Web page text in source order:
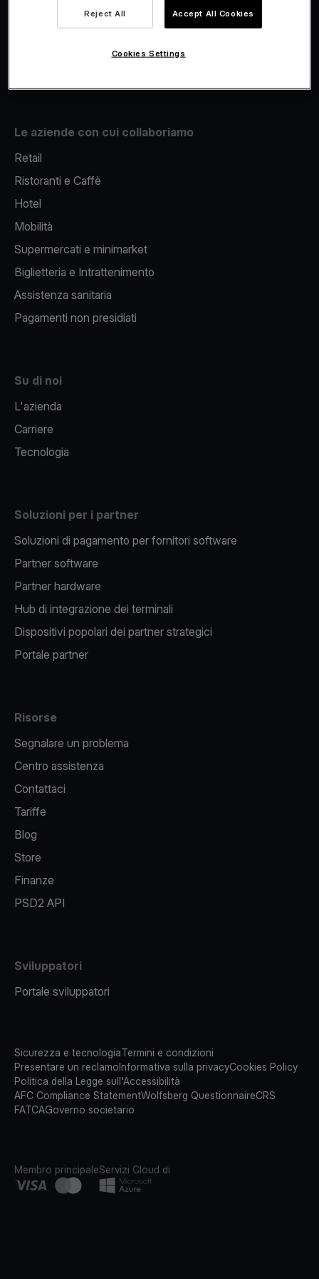
Fiscalizzazione
Le aziende con cui collaboriamo
Retail
Ristoranti e Caffè
Hotel
Mobilità
Supermercati e minimarket
Biglietteria e Intrattenimento
Assistenza sanitaria
Pagamenti non presidiati
Su di noi
L'azienda
Carriere
Tecnologia
Soluzioni per i partner
Soluzioni di pagamento per fornitori software
Partner software
Partner hardware
Hub di integrazione dei terminali
Dispositivi popolari dei partner strategici
Portale partner
Risorse
Segnalare un problema
Centro assistenza
Contattaci
Tariffe
Blog
Store
Finanze
PSD2 API
Sviluppatori
Portale sviluppatori
Sicurezza e tecnologiaTermini e condizioni
Presentare un reclamoInformativa sulla privacyCookies Policy
Politica della Legge sull'Accessibilità
AFC Compliance StatementWolfsberg QuestionnaireCRS
FATCAGoverno societario
Membro principaleServizi Cloud di
Reject All Accept All Cookies
Cookies Settings